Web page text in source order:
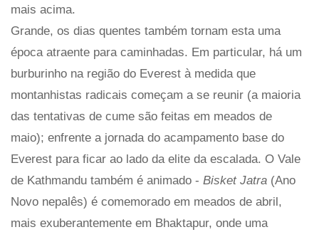
mais acima.
Grande, os dias quentes também tornam esta uma
época atraente para caminhadas. Em particular, há um
burburinho na região do Everest à medida que
montanhistas radicais começam a se reunir (a maioria
das tentativas de cume são feitas em meados de
maio); enfrente a jornada do acampamento base do
Everest para ficar ao lado da elite da escalada. O Vale
de Kathmandu também é animado - Bisket Jatra (Ano
Novo nepalês) é comemorado em meados de abril,
mais exuberantemente em Bhaktapur, onde uma